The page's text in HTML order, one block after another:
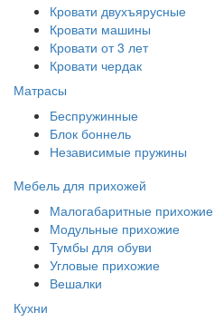
Кровати двухъярусные
Кровати машины
Кровати от 3 лет
Кровати чердак
Матрасы
Беспружинные
Блок боннель
Независимые пружины
Мебель для прихожей
Малогабаритные прихожие
Модульные прихожие
Тумбы для обуви
Угловые прихожие
Вешалки
Кухни